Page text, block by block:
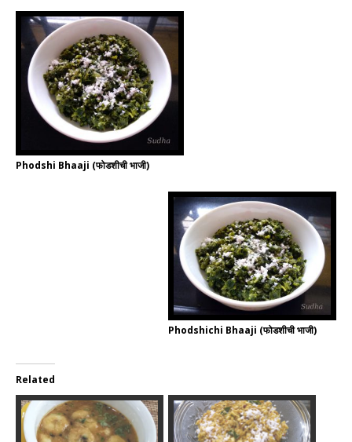
Phodshi Bhaaji (फोडशीची भाजी)
Phodshichi Bhaaji (फोडशीची भाजी)
Related